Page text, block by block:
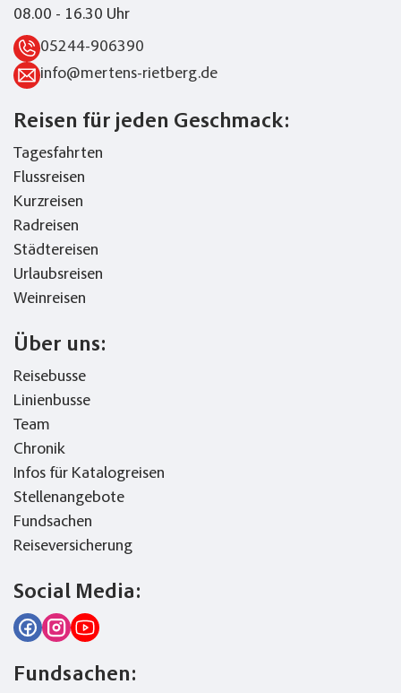
Merkliste
Keine Reisen auf der Merkliste
08.00 - 16.30 Uhr
05244-906390
info@mertens-rietberg.de
Reisen für jeden Geschmack:
Tagesfahrten
Flussreisen
Kurzreisen
Radreisen
Städtereisen
Urlaubsreisen
Weinreisen
Über uns:
Reisebusse
Linienbusse
Team
Chronik
Infos für Katalogreisen
Stellenangebote
Fundsachen
Reiseversicherung
Social Media:
Fundsachen: